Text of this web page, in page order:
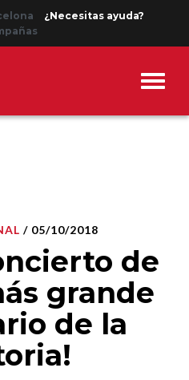
¿Necesitas ayuda?
/ 05/10/2018
de
grande
de la